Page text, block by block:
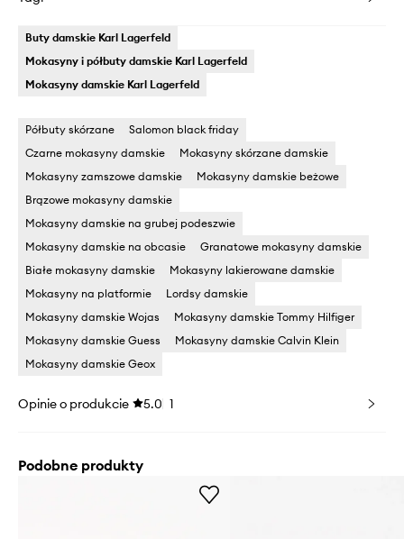
Buty damskie Karl Lagerfeld
Mokasyny i półbuty damskie Karl Lagerfeld
Mokasyny damskie Karl Lagerfeld
Półbuty skórzane
Salomon black friday
Czarne mokasyny damskie
Mokasyny skórzane damskie
Mokasyny zamszowe damskie
Mokasyny damskie beżowe
Brązowe mokasyny damskie
Mokasyny damskie na grubej podeszwie
Mokasyny damskie na obcasie
Granatowe mokasyny damskie
Białe mokasyny damskie
Mokasyny lakierowane damskie
Mokasyny na platformie
Lordsy damskie
Mokasyny damskie Wojas
Mokasyny damskie Tommy Hilfiger
Mokasyny damskie Guess
Mokasyny damskie Calvin Klein
Mokasyny damskie Geox
Opinie o produkcie 5.0 1
Podobne produkty